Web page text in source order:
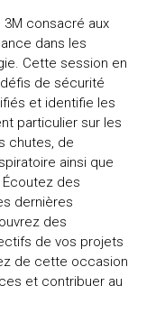
consacré aux
dans les
Cette session en
de sécurité
et identifie les
particulier sur les
chutes, de
ainsi que
des
dernières
des
de vos projets
de cette occasion
et contribuer au